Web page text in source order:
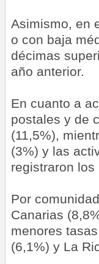
Asimismo, en
o con baja
décimas
año anterior.
En cuanto a
postales y de
(11,5%),
(3%) y las
registraron los
Por
Canarias
menores
(6,1%) y La